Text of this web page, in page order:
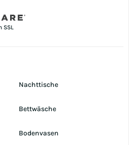
SSL
Nachttische
Bettwäsche
Bodenvasen